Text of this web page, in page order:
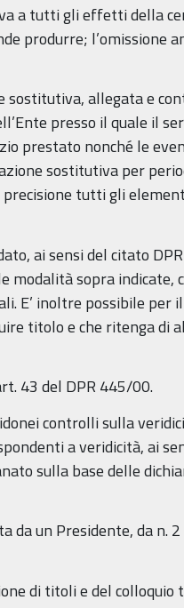
a tutti gli effetti della
produrre; l’omissione
allegata e
presso il quale il
prestato nonché le
sostitutiva per
tutti gli
ai sensi del citato
sopra indicate,
E’ inoltre possibile per
titolo e che ritenga di
43 del DPR 445/00.
controlli sulla
a veridicità, ai
sulla base delle
da un Presidente, da n.
di titoli e del colloquio